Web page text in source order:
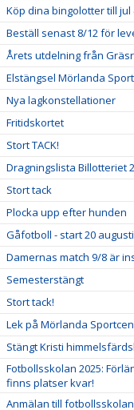
Köp dina bingolotter till jul
Beställ senast 8/12 för
Årets utdelning från
Elstängsel Mörlanda
Nya lagkonstellationer
Fritidskortet
Stort TACK!
Dragningslista Billotteriet
Stort tack
Plocka upp efter hunden
Gåfotboll - start 20 augusti
Damernas match 9/8 är
Semesterstängt
Stort tack!
Lek på Mörlanda
Stängt Kristi
Fotbollsskolan 2025:
finns platser kvar!
Anmälan till